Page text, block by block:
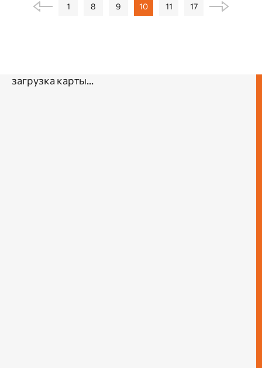
1 8 9 10 11 17
загрузка карты...